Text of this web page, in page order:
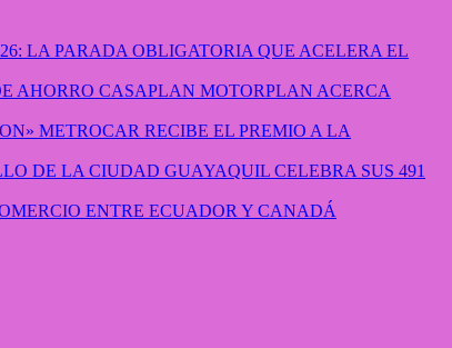
LA PARADA OBLIGATORIA QUE ACELERA EL
CASAPLAN MOTORPLAN ACERCA
METROCAR RECIBE EL PREMIO A LA
GUAYAQUIL CELEBRA SUS 491
ENTRE ECUADOR Y CANADÁ